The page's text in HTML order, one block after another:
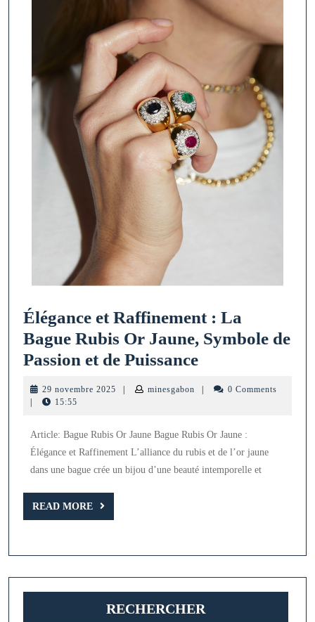
Élégance et Raffinement : La
Bague Rubis Or Jaune, Symbole de
Passion et de PuissanceÉlégance
Raffinement
La
Bague
Passion
et
29 novembre 2025 29| minesgabon minesgabon
|
0 Comments
|
15:55
Article: Bague Rubis Or Jaune Bague Rubis Or Jaune :
Élégance et Raffinement L’alliance du rubis et de l’or jaune
dans une bague crée un bijou d’une beauté intemporelle et
READ MORE
READ
MORE
RECHERCHER